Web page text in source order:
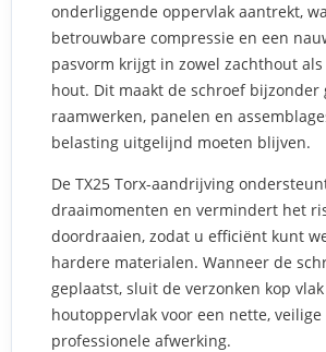
onderliggende oppervlak aantrekt,
betrouwbare compressie en een
pasvorm krijgt in zowel zachthout
hout. Dit maakt de schroef bijzonder
raamwerken, panelen en
belasting uitgelijnd moeten blijven.
De TX25 Torx-aandrijving
draaimomenten en vermindert het
doordraaien, zodat u efficiënt kunt
hardere materialen. Wanneer de
geplaatst, sluit de verzonken kop
houtoppervlak voor een nette, veilige
professionele afwerking.